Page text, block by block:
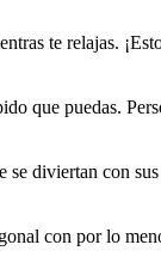
te relajas.
que puedas.
se diviertan con
con por lo